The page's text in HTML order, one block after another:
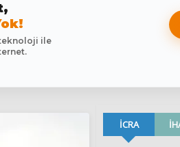
teknoloji ile